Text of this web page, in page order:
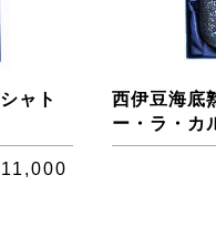
ャト
西伊豆海底
ー・ラ・カ